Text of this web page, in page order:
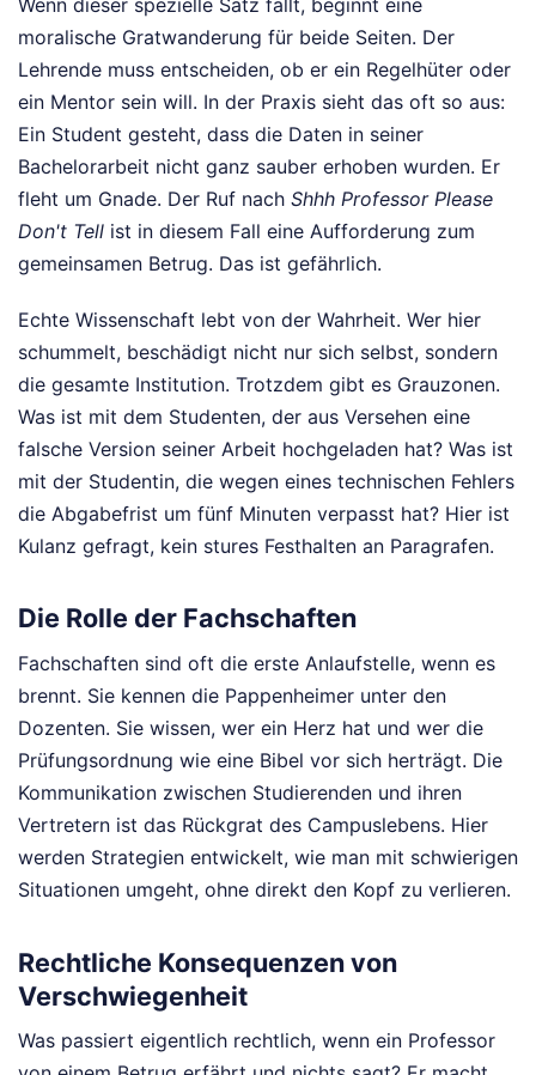
moralische Gratwanderung für beide Seiten. Der
Lehrende muss entscheiden, ob er ein Regelhüter oder
ein Mentor sein will. In der Praxis sieht das oft so aus:
Ein Student gesteht, dass die Daten in seiner
Bachelorarbeit nicht ganz sauber erhoben wurden. Er
fleht um Gnade. Der Ruf nach Shhh Professor Please
Don't Tell ist in diesem Fall eine Aufforderung zum
gemeinsamen Betrug. Das ist gefährlich.
Echte Wissenschaft lebt von der Wahrheit. Wer hier
schummelt, beschädigt nicht nur sich selbst, sondern
die gesamte Institution. Trotzdem gibt es Grauzonen.
Was ist mit dem Studenten, der aus Versehen eine
falsche Version seiner Arbeit hochgeladen hat? Was ist
mit der Studentin, die wegen eines technischen Fehlers
die Abgabefrist um fünf Minuten verpasst hat? Hier ist
Kulanz gefragt, kein stures Festhalten an Paragrafen.
Die Rolle der Fachschaften
Fachschaften sind oft die erste Anlaufstelle, wenn es
brennt. Sie kennen die Pappenheimer unter den
Dozenten. Sie wissen, wer ein Herz hat und wer die
Prüfungsordnung wie eine Bibel vor sich herträgt. Die
Kommunikation zwischen Studierenden und ihren
Vertretern ist das Rückgrat des Campuslebens. Hier
werden Strategien entwickelt, wie man mit schwierigen
Situationen umgeht, ohne direkt den Kopf zu verlieren.
Rechtliche Konsequenzen von
Verschwiegenheit
Was passiert eigentlich rechtlich, wenn ein Professor